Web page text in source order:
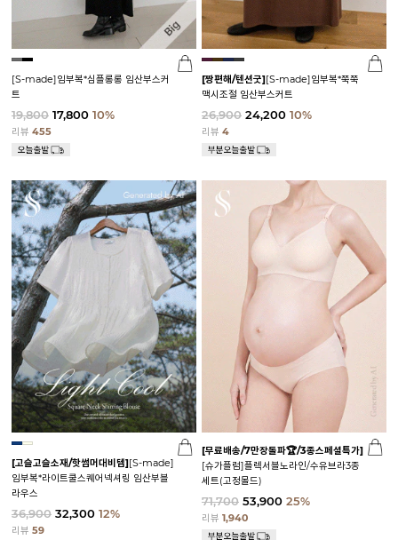
[S-made]임부복*심플롱롱 임산부스커
트
19,800 17,800 10%
리뷰 455
[짱편해/텐션굿][S-made]임부복*쭉쭉
맥시조절 임산부스커트
26,900 24,200 10%
리뷰 4
[고슬고슬소재/핫썸머대비템][S-made]
임부복*라이트쿨스퀘어넥셔링 임산부블
라우스
36,900 32,300 12%
리뷰 59
[무료배송/7만장돌파🏆/3종스페셜특가]
[슈가플럼]플렉서블노라인/수유브라3종
세트(고정몰드)
71,700 53,900 25%
리뷰 1,940